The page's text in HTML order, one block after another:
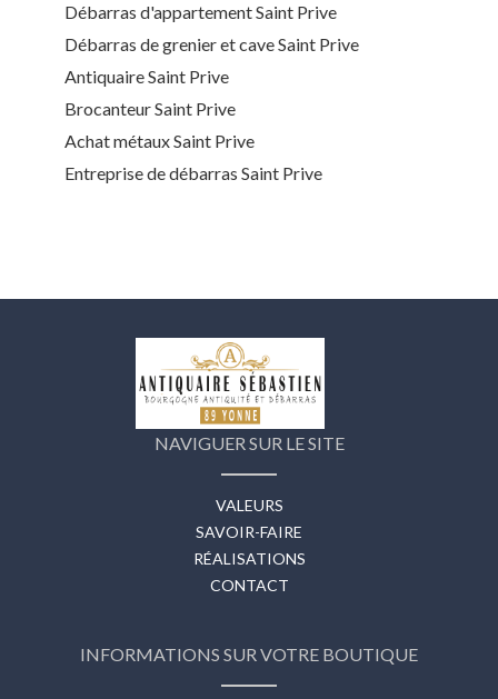
Débarras d'appartement Saint Prive
Débarras de grenier et cave Saint Prive
Antiquaire Saint Prive
Brocanteur Saint Prive
Achat métaux Saint Prive
Entreprise de débarras Saint Prive
NAVIGUER SUR LE SITE
VALEURS
SAVOIR-FAIRE
RÉALISATIONS
CONTACT
INFORMATIONS SUR VOTRE BOUTIQUE